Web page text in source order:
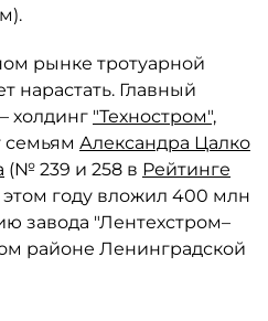
рынке тротуарной
нарастать. Главный
холдинг "Техностром",
семьям Александра Цалко
(№ 239 и 258 в Рейтинге
году вложил 400 млн
завода "Лентехстром–
районе Ленинградской